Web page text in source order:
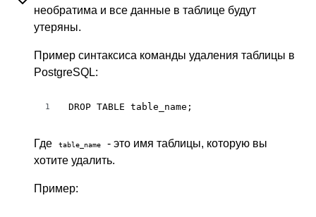
необратима и все данные в таблице будут
утеряны.
Пример синтаксиса команды удаления таблицы в
PostgreSQL:
1 DROP TABLE table_name;
Где table_name
- это имя таблицы, которую вы
хотите удалить.
Пример: